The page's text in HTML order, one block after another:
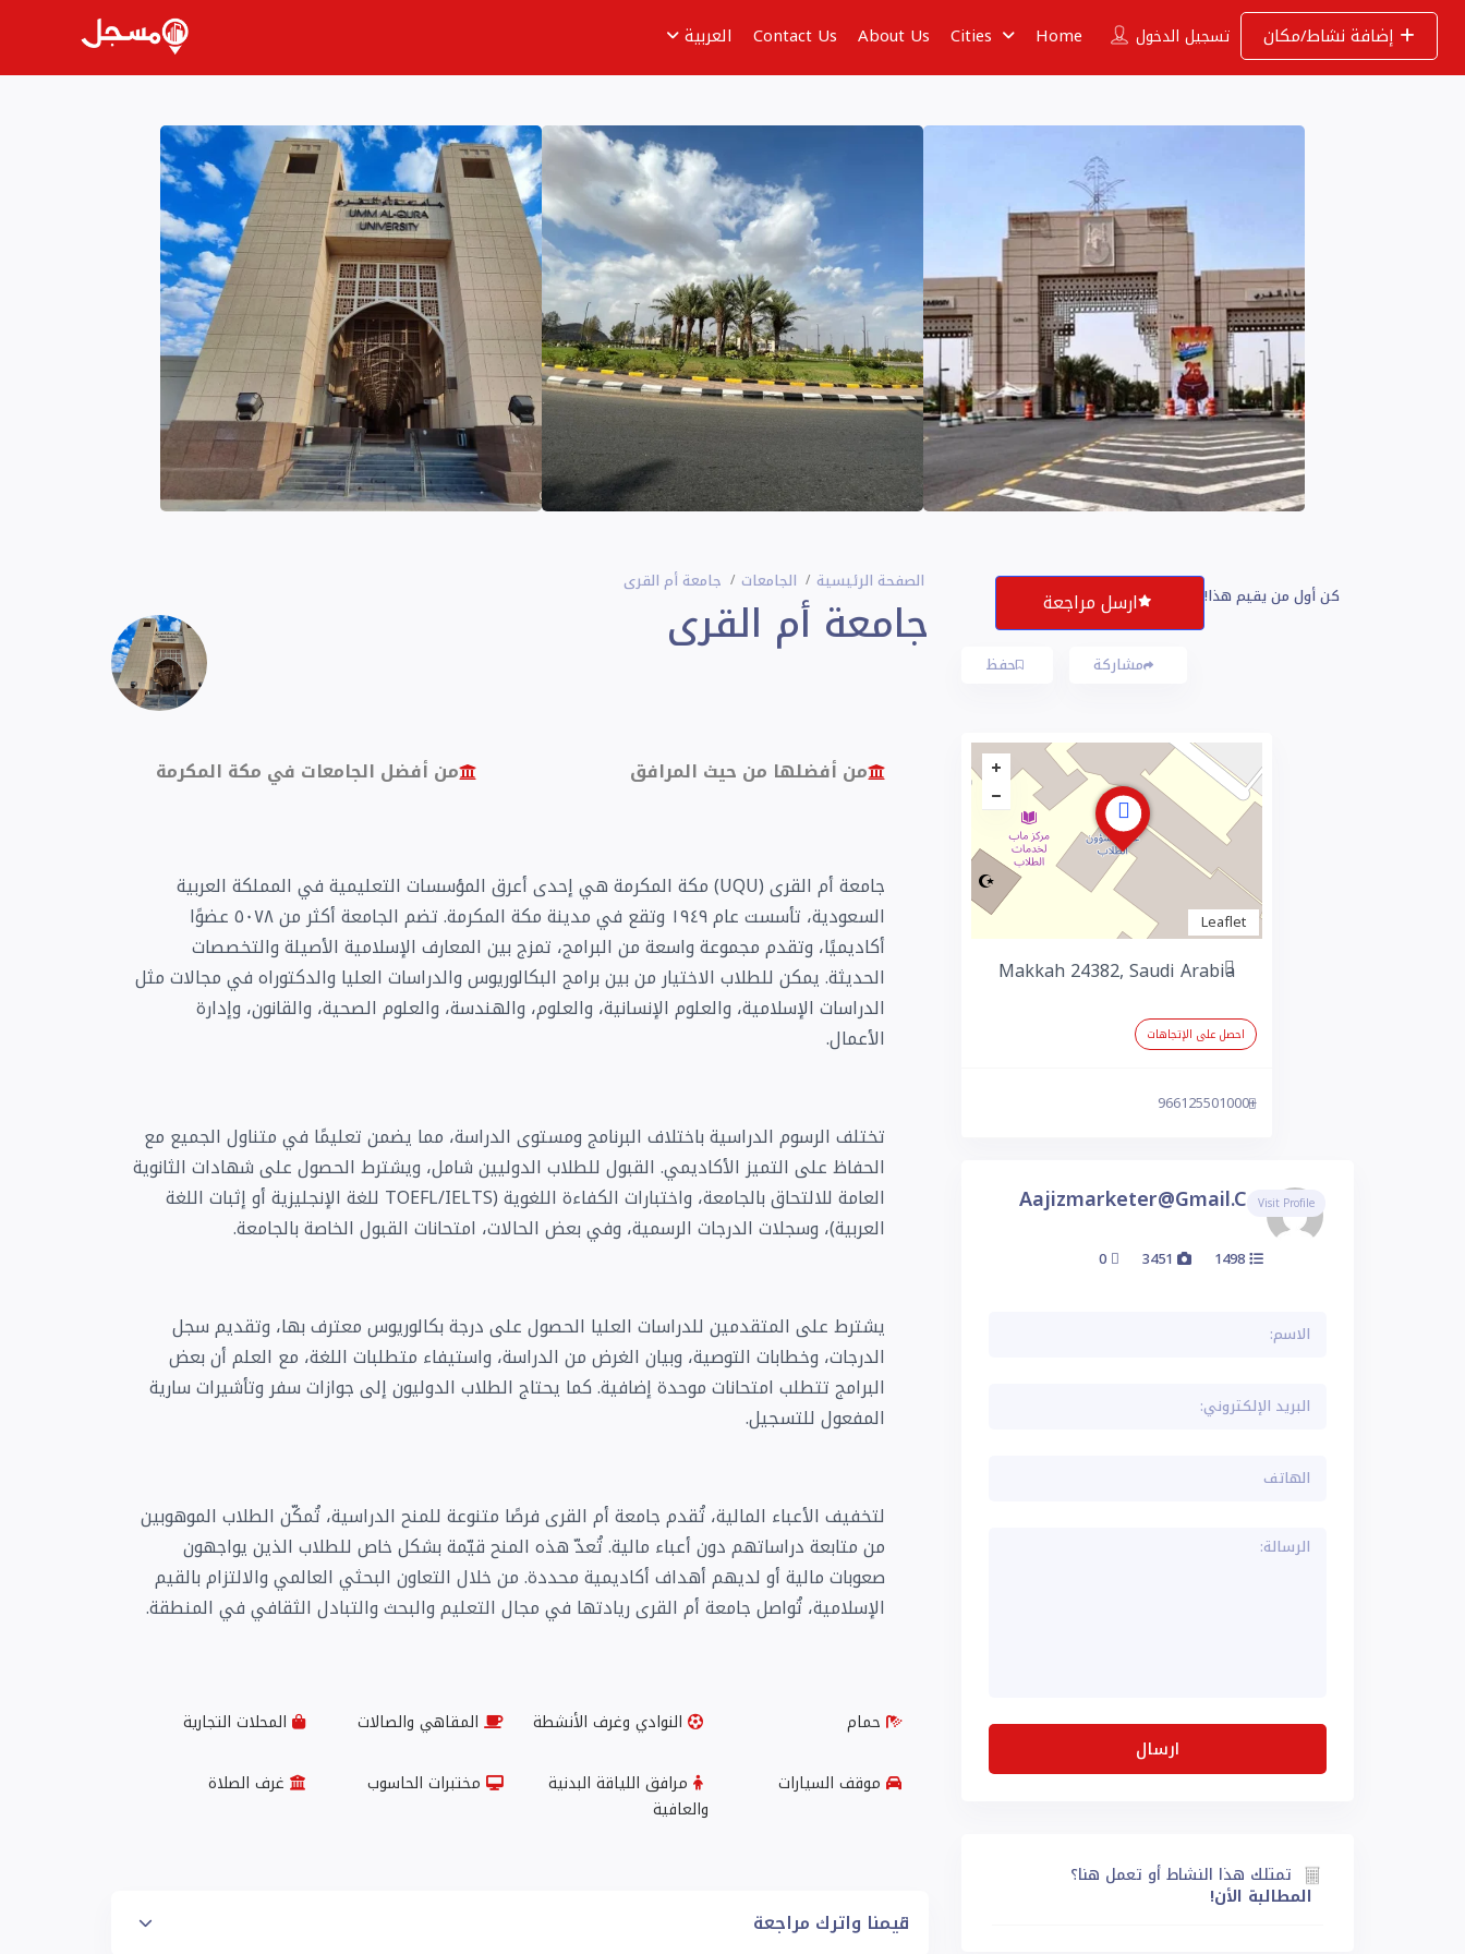
تسجيل الدخول إضافة نشاط/مكان Home
Cities
About Us
Contact Us العربية
الصفحة الرئيسية الجامعات جامعة أم القرى
جامعة أم القرى كن أول من يقيم هذا! ارسل مراجعة
حفظ مشاركة
من أفضلها من حيث المرافق من أفضل الجامعات في مكة المكرمة
جامعة أم القرى (UQU) مكة المكرمة هي إحدى أعرق المؤسسات التعليمية في المملكة العربية
السعودية، تأسست عام ١٩٤٩ وتقع في مدينة مكة المكرمة. تضم الجامعة أكثر من ٥٠٧٨ عضوًا
أكاديميًا، وتقدم مجموعة واسعة من البرامج، تمزج بين المعارف الإسلامية الأصيلة والتخصصات
الحديثة. يمكن للطلاب الاختيار من بين برامج البكالوريوس والدراسات العليا والدكتوراه في مجالات مثل
الدراسات الإسلامية، والعلوم الإنسانية، والعلوم، والهندسة، والعلوم الصحية، والقانون، وإدارة
الأعمال.
تختلف الرسوم الدراسية باختلاف البرنامج ومستوى الدراسة، مما يضمن تعليمًا في متناول الجميع مع
الحفاظ على التميز الأكاديمي. القبول للطلاب الدوليين شامل، ويشترط الحصول على شهادات الثانوية
العامة للالتحاق بالجامعة، واختبارات الكفاءة اللغوية (TOEFL/IELTS للغة الإنجليزية أو إثبات اللغة
العربية)، وسجلات الدرجات الرسمية، وفي بعض الحالات، امتحانات القبول الخاصة بالجامعة.
يشترط على المتقدمين للدراسات العليا الحصول على درجة بكالوريوس معترف بها، وتقديم سجل
الدرجات، وخطابات التوصية، وبيان الغرض من الدراسة، واستيفاء متطلبات اللغة، مع العلم أن بعض
البرامج تتطلب امتحانات موحدة إضافية. كما يحتاج الطلاب الدوليون إلى جوازات سفر وتأشيرات سارية
المفعول للتسجيل.
لتخفيف الأعباء المالية، تُقدم جامعة أم القرى فرصًا متنوعة للمنح الدراسية، تُمكّن الطلاب الموهوبين
من متابعة دراساتهم دون أعباء مالية. تُعدّ هذه المنح قيّمة بشكل خاص للطلاب الذين يواجهون
صعوبات مالية أو لديهم أهداف أكاديمية محددة. من خلال التعاون البحثي العالمي والالتزام بالقيم
الإسلامية، تُواصل جامعة أم القرى ريادتها في مجال التعليم والبحث والتبادل الثقافي في المنطقة.
المحلات التجارية المقاهي والصالات النوادي وغرف الأنشطة حمام
غرف الصلاة مختبرات الحاسوب
مرافق اللياقة البدنية
والعافية
موقف السيارات
قيمنا واترك مراجعة
Leaflet
Makkah 24382, Saudi Arabia
احصل على الإتجاهات
+966125501000
Aajizmarketer@gmail.comVisit Profile
تمتلك هذا النشاط أو تعمل هنا؟
المطالبة الأن!